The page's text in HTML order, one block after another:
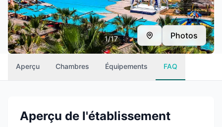
1/17 Photos
Aperçu Chambres Équipements FAQ
Aperçu de l'établissement